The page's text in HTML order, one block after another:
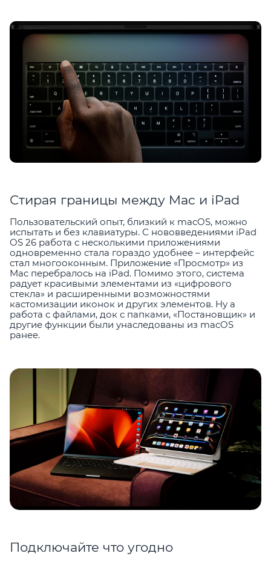
Стирая границы между Mac и iPad
Пользовательский опыт, близкий к macOS, можно
испытать и без клавиатуры. С нововведениями iPad
OS 26 работа с несколькими приложениями
одновременно стала гораздо удобнее – интерфейс
стал многооконным. Приложение «Просмотр» из
Mac перебралось на iPad. Помимо этого, система
радует красивыми элементами из «цифрового
стекла» и расширенными возможностями
кастомизации иконок и других элементов. Ну а
работа с файлами, док с папками, «Постановщик» и
другие функции были унаследованы из macOS
ранее.
Подключайте что угодно